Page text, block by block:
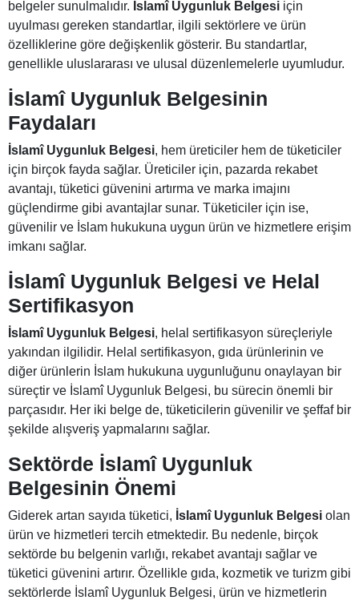
belgeler sunulmalıdır. İslamî Uygunluk Belgesi için
uyulması gereken standartlar, ilgili sektörlere ve ürün
özelliklerine göre değişkenlik gösterir. Bu standartlar,
genellikle uluslararası ve ulusal düzenlemelerle uyumludur.
İslamî Uygunluk Belgesinin
Faydaları
İslamî Uygunluk Belgesi, hem üreticiler hem de tüketiciler
için birçok fayda sağlar. Üreticiler için, pazarda rekabet
avantajı, tüketici güvenini artırma ve marka imajını
güçlendirme gibi avantajlar sunar. Tüketiciler için ise,
güvenilir ve İslam hukukuna uygun ürün ve hizmetlere erişim
imkanı sağlar.
İslamî Uygunluk Belgesi ve Helal
Sertifikasyon
İslamî Uygunluk Belgesi, helal sertifikasyon süreçleriyle
yakından ilgilidir. Helal sertifikasyon, gıda ürünlerinin ve
diğer ürünlerin İslam hukukuna uygunluğunu onaylayan bir
süreçtir ve İslamî Uygunluk Belgesi, bu sürecin önemli bir
parçasıdır. Her iki belge de, tüketicilerin güvenilir ve şeffaf bir
şekilde alışveriş yapmalarını sağlar.
Sektörde İslamî Uygunluk
Belgesinin Önemi
Giderek artan sayıda tüketici, İslamî Uygunluk Belgesi olan
ürün ve hizmetleri tercih etmektedir. Bu nedenle, birçok
sektörde bu belgenin varlığı, rekabet avantajı sağlar ve
tüketici güvenini artırır. Özellikle gıda, kozmetik ve turizm gibi
sektörlerde İslamî Uygunluk Belgesi, ürün ve hizmetlerin